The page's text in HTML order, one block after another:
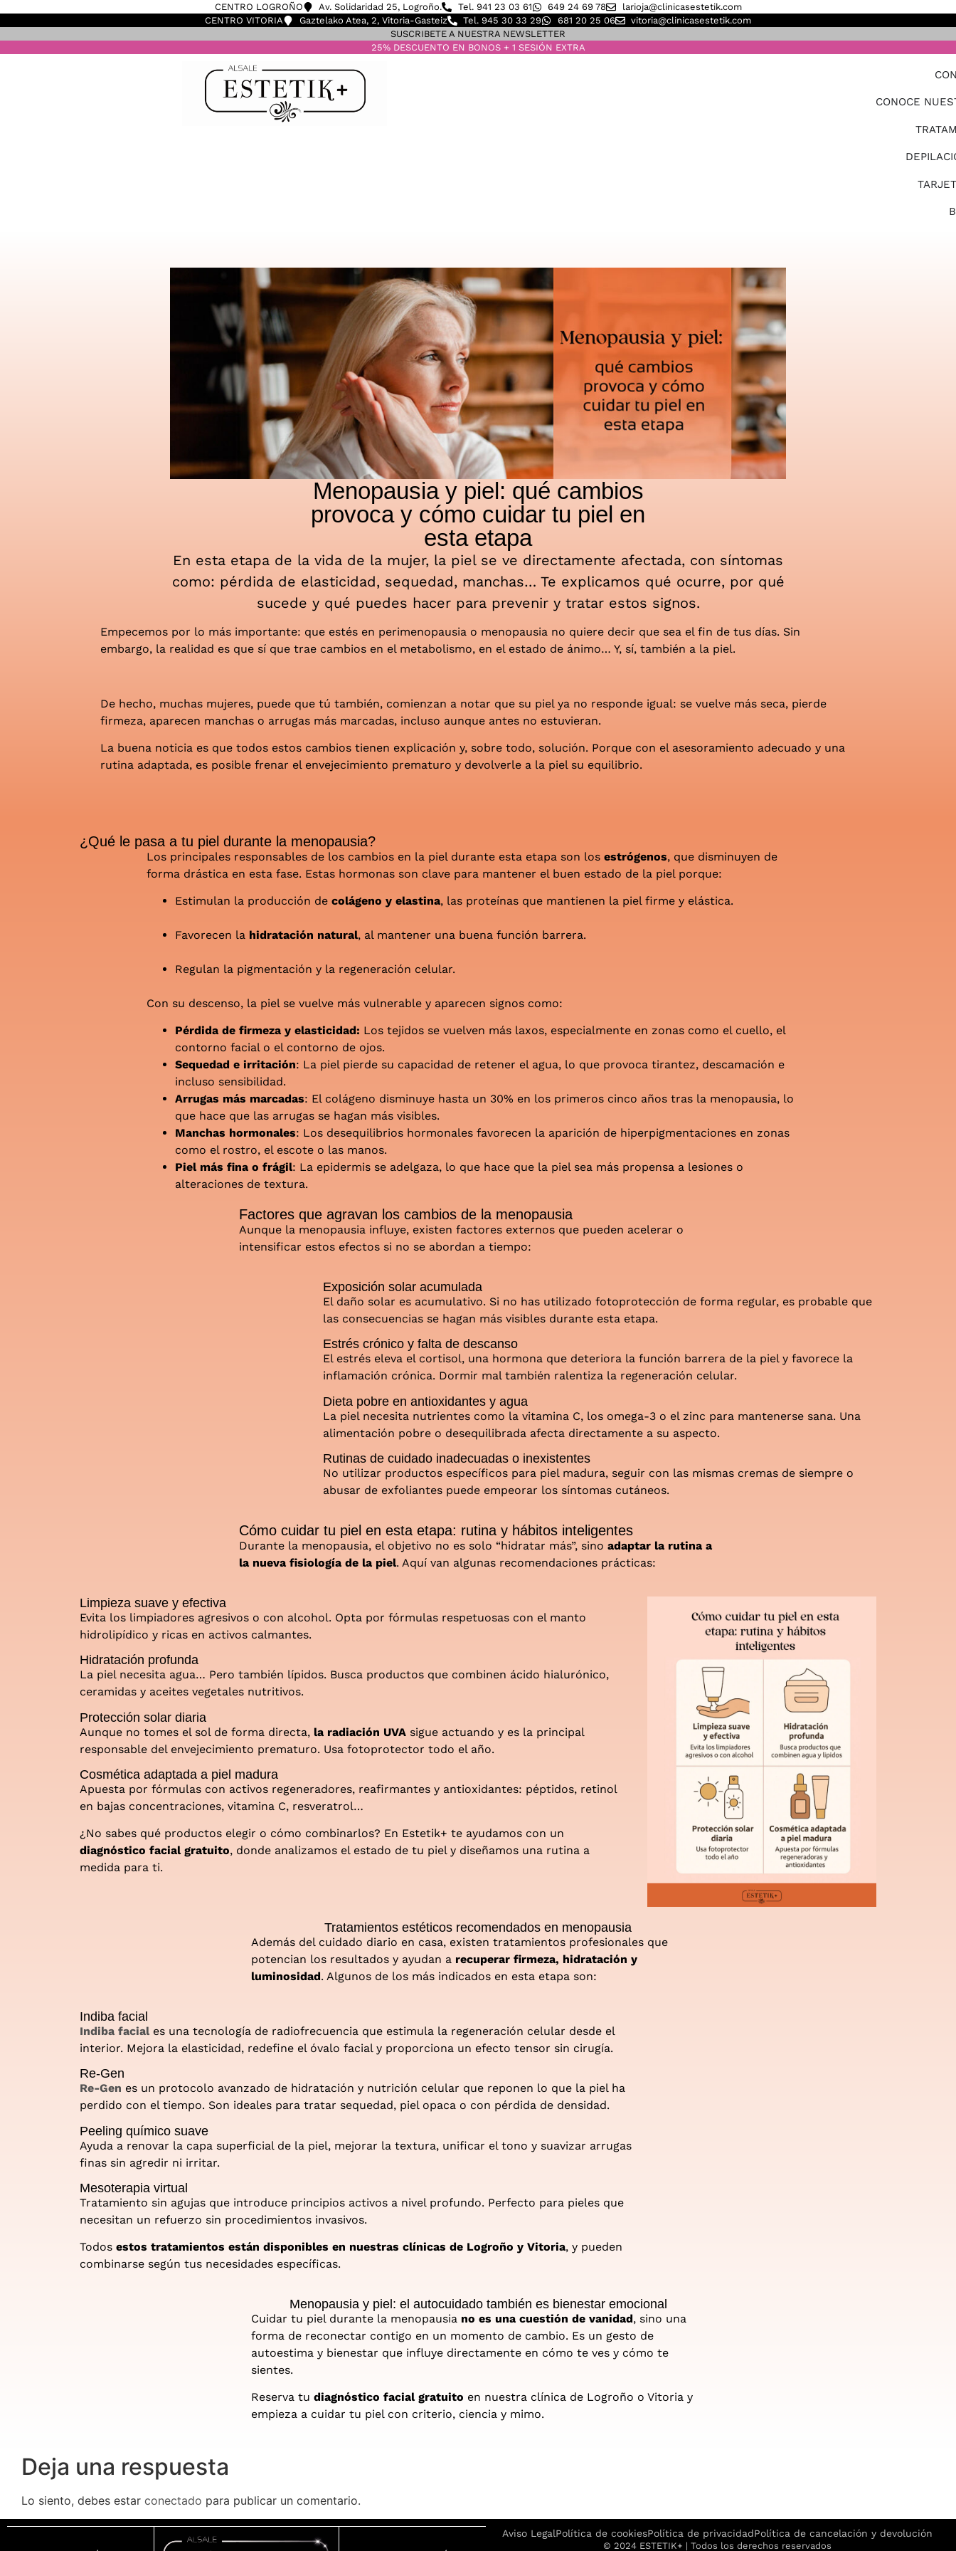
CENTRO LOGROÑO Av. Solidaridad 25, Logroño. Tel. 941 23 03 61 649 24 69 78
larioja@clinicasestetik.com
CENTRO VITORIA
Gaztelako Atea, 2, Vitoria-Gasteiz Tel. 945 30 33 29 681 20 25 06
vitoria@clinicasestetik.com
SUSCRIBETE A NUESTRA NEWSLETTER
25% DESCUENTO EN BONOS + 1 SESIÓN EXTRA
CONOCE
Menopausia y piel: qué cambios
provoca y cómo cuidar tu piel en
esta etapa
En esta etapa de la vida de la mujer, la piel se ve directamente afectada, con síntomas
como: pérdida de elasticidad, sequedad, manchas… Te explicamos qué ocurre, por qué
sucede y qué puedes hacer para prevenir y tratar estos signos.
Empecemos por lo más importante: que estés en perimenopausia o menopausia no quiere decir que sea el fin de tus días. Sin
embargo, la realidad es que sí que trae cambios en el metabolismo, en el estado de ánimo… Y, sí, también a la piel.
De hecho, muchas mujeres, puede que tú también, comienzan a notar que su piel ya no responde igual: se vuelve más seca, pierde
firmeza, aparecen manchas o arrugas más marcadas, incluso aunque antes no estuvieran.
La buena noticia es que todos estos cambios tienen explicación y, sobre todo, solución. Porque con el asesoramiento adecuado y una
rutina adaptada, es posible frenar el envejecimiento prematuro y devolverle a la piel su equilibrio.
¿Qué le pasa a tu piel durante la menopausia?
Los principales responsables de los cambios en la piel durante esta etapa son los estrógenos, que disminuyen de
forma drástica en esta fase. Estas hormonas son clave para mantener el buen estado de la piel porque:
Estimulan la producción de colágeno y elastina, las proteínas que mantienen la piel firme y elástica.
Favorecen la hidratación natural, al mantener una buena función barrera.
Regulan la pigmentación y la regeneración celular.
Con su descenso, la piel se vuelve más vulnerable y aparecen signos como:
Pérdida de firmeza y elasticidad: Los tejidos se vuelven más laxos, especialmente en zonas como el cuello, el
contorno facial o el contorno de ojos.
Sequedad e irritación: La piel pierde su capacidad de retener el agua, lo que provoca tirantez, descamación e
incluso sensibilidad.
Arrugas más marcadas: El colágeno disminuye hasta un 30% en los primeros cinco años tras la menopausia, lo
que hace que las arrugas se hagan más visibles.
Manchas hormonales: Los desequilibrios hormonales favorecen la aparición de hiperpigmentaciones en zonas
como el rostro, el escote o las manos.
Piel más fina o frágil: La epidermis se adelgaza, lo que hace que la piel sea más propensa a lesiones o
alteraciones de textura.
Factores que agravan los cambios de la menopausia
Aunque la menopausia influye, existen factores externos que pueden acelerar o
intensificar estos efectos si no se abordan a tiempo:
Exposición solar acumulada
El daño solar es acumulativo. Si no has utilizado fotoprotección de forma regular, es probable que
las consecuencias se hagan más visibles durante esta etapa.
Estrés crónico y falta de descanso
El estrés eleva el cortisol, una hormona que deteriora la función barrera de la piel y favorece la
inflamación crónica. Dormir mal también ralentiza la regeneración celular.
Dieta pobre en antioxidantes y agua
La piel necesita nutrientes como la vitamina C, los omega-3 o el zinc para mantenerse sana. Una
alimentación pobre o desequilibrada afecta directamente a su aspecto.
Rutinas de cuidado inadecuadas o inexistentes
No utilizar productos específicos para piel madura, seguir con las mismas cremas de siempre o
abusar de exfoliantes puede empeorar los síntomas cutáneos.
Cómo cuidar tu piel en esta etapa: rutina y hábitos inteligentes
Durante la menopausia, el objetivo no es solo “hidratar más”, sino adaptar la rutina a
la nueva fisiología de la piel. Aquí van algunas recomendaciones prácticas:
Limpieza suave y efectiva
Evita los limpiadores agresivos o con alcohol. Opta por fórmulas respetuosas con el manto
hidrolipídico y ricas en activos calmantes.
Hidratación profunda
La piel necesita agua… Pero también lípidos. Busca productos que combinen ácido hialurónico,
ceramidas y aceites vegetales nutritivos.
Protección solar diaria
Aunque no tomes el sol de forma directa, la radiación UVA sigue actuando y es la principal
responsable del envejecimiento prematuro. Usa fotoprotector todo el año.
Cosmética adaptada a piel madura
Apuesta por fórmulas con activos regeneradores, reafirmantes y antioxidantes: péptidos, retinol
en bajas concentraciones, vitamina C, resveratrol…
¿No sabes qué productos elegir o cómo combinarlos? En Estetik+ te ayudamos con un
diagnóstico facial gratuito, donde analizamos el estado de tu piel y diseñamos una rutina a
medida para ti.
Tratamientos estéticos recomendados en menopausia
Además del cuidado diario en casa, existen tratamientos profesionales que
potencian los resultados y ayudan a recuperar firmeza, hidratación y
luminosidad. Algunos de los más indicados en esta etapa son:
Indiba facial
Indiba facial es una tecnología de radiofrecuencia que estimula la regeneración celular desde el
interior. Mejora la elasticidad, redefine el óvalo facial y proporciona un efecto tensor sin cirugía.
Re-Gen
Re-Gen es un protocolo avanzado de hidratación y nutrición celular que reponen lo que la piel ha
perdido con el tiempo. Son ideales para tratar sequedad, piel opaca o con pérdida de densidad.
Peeling químico suave
Ayuda a renovar la capa superficial de la piel, mejorar la textura, unificar el tono y suavizar arrugas
finas sin agredir ni irritar.
Mesoterapia virtual
Tratamiento sin agujas que introduce principios activos a nivel profundo. Perfecto para pieles que
necesitan un refuerzo sin procedimientos invasivos.
Todos estos tratamientos están disponibles en nuestras clínicas de Logroño y Vitoria, y pueden
combinarse según tus necesidades específicas.
Menopausia y piel: el autocuidado también es bienestar emocional
Cuidar tu piel durante la menopausia no es una cuestión de vanidad, sino una
forma de reconectar contigo en un momento de cambio. Es un gesto de
autoestima y bienestar que influye directamente en cómo te ves y cómo te
sientes.
Reserva tu diagnóstico facial gratuito en nuestra clínica de Logroño o Vitoria y
empieza a cuidar tu piel con criterio, ciencia y mimo.
Deja una respuesta
Lo siento, debes estar conectado para publicar un comentario.
Aviso LegalPolítica de cookiesPolítica de privacidadPolítica de cancelación y devolución
© 2024 ESTETIK+ | Todos los derechos reservados